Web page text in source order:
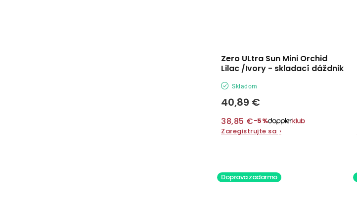
Zero ULtra Sun Mini Orchid
Lilac /Ivory - skladací dáždnik
Skladom
40,89 €
38,85 €−5%
Zaregistrujte sa ›
Doprava zadarmo